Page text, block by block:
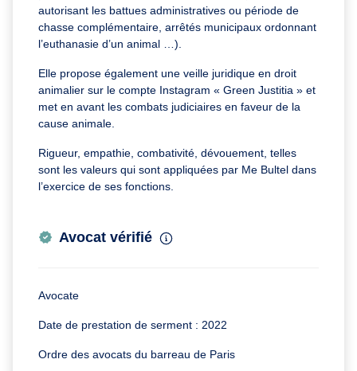
autorisant les battues administratives ou période de
chasse complémentaire, arrêtés municipaux ordonnant
l’euthanasie d’un animal …).
Elle propose également une veille juridique en droit
animalier sur le compte Instagram « Green Justitia » et
met en avant les combats judiciaires en faveur de la
cause animale.
Rigueur, empathie, combativité, dévouement, telles
sont les valeurs qui sont appliquées par Me Bultel dans
l’exercice de ses fonctions.
Avocat vérifié
Avocate
Date de prestation de serment : 2022
Ordre des avocats du barreau de Paris